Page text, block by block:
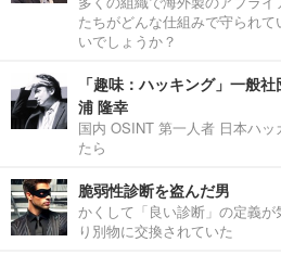
たちがどんな仕組みで守られ
いでしょうか？
「趣味：ハッキング」一般
浦 隆幸
国内 OSINT 第一人者 日本ハ
たら
脆弱性診断を盗んだ男
かくして「良い診断」の定義
り別物に交換されていた